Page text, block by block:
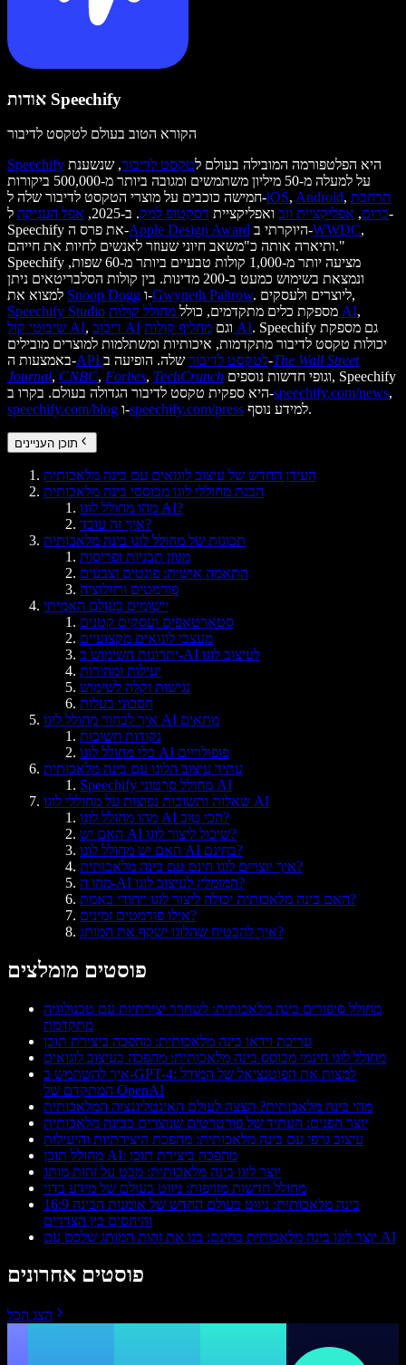
אודות Speechify
הקורא הטוב בעולם לטקסט לדיבור
Speechify
היא הפלטפורמה המובילה בעולם לטקסט לדיבור, שנשענת
על למעלה מ-50 מיליון משתמשים ומגובה ביותר מ-500,000 ביקורות
חמישה כוכבים על מוצרי הטקסט לדיבור שלה ל-iOS, Android, הרחבת
כרום, אפליקציית ווב ואפליקציית דסקטופ למק. ב-2025, אפל העניקה ל-
Speechify את פרס ה-Apple Design Award היוקרתי ב-WWDC,
ותיארה אותה כ"משאב חיוני שעוזר לאנשים לחיות את חייהם."
Speechify מציעה יותר מ-1,000 קולות טבעיים ביותר מ-60 שפות,
ונמצאת בשימוש כמעט ב-200 מדינות. בין קולות הסלבריטאים ניתן
Snoop Dogg ו-Gwyneth Paltrow
. ליוצרים ולעסקים,
Speechify Studio
מספקת כלים מתקדמים, כולל מחולל קולות AI,
שיבוטי קול AI, דיבוב AI וגם מחליף קולות AI. Speechify גם מספקת
יכולות טקסט לדיבור מתקדמות, איכותיות ומשתלמות למוצרים מובילים
באמצעות ה-
API לטקסט לדיבורשלה. הופיעה ב-The Wall Street
Journal, CNBC, Forbes, TechCrunch
היא ספקית טקסט לדיבור הגדולה בעולם. בקרו ב-speechify.com/news,
speechify.com/blog ו-speechify.com/press למידע נוסף.
תוכן העניינים
העידן החדש של עיצוב לוגואים עם בינה מלאכותית
הבנת מחוללי לוגו מבוססי בינה מלאכותית
מהו מחולל לוגו AI?
איך זה עובד?
תכונות של מחולל לוגו בינה מלאכותית
מגוון תבניות ופריסות
התאמה אישית: פונטים וצבעים
פורמטים ורזולוציה
יישומים בעולם האמיתי
סטארטאפים ועסקים קטנים
מעצבי לוגואים מקצועיים
יתרונות השימוש ב-AI לעיצוב לוגו
יעילות ומהירות
נגישות וקלה לשימוש
חסכוני בעלות
איך לבחור מחולל לוגו AI מתאים
נקודות חשובות
כלי מחולל לוגו AI פופולריים
עתיד עיצוב הלוגו עם בינה מלאכותית
Speechify מחולל סרטוני AI
שאלות ותשובות נפוצות על מחוללי לוגו AI
מהו מחולל לוגו AI הכי טוב?
האם יש AI שיכול ליצור לוגו?
האם יש מחולל לוגו AI בחינם?
איך יוצרים לוגו חינם עם בינה מלאכותית?
מהו ה-AI המומלץ לעיצוב לוגו?
האם בינה מלאכותית יכולה ליצור לוגו ייחודי באמת?
אילו פורמטים זמינים?
איך להבטיח שהלוגו ישקף את המותג?
פוסטים מומלצים
מחולל סיפורים בינה מלאכותית: לשחרר יצירתיות עם טכנולוגיה
מתקדמת
עריכת וידאו בינה מלאכותית: מהפכה ביצירת תוכן
מחולל לוגו חינמי מבוסס בינה מלאכותית: מהפכה בעיצוב לוגואים
איך להשתמש ב-GPT-4: למצות את הפוטנציאל של המודל
המתקדם של OpenAI
מהי בינה מלאכותית? הצצה לעולם האינטליגנציה המלאכותית
יוצר הפנים: העתיד של פורטרטים שנוצרים בבינה מלאכותית
עיצוב גרפי עם בינה מלאכותית: מהפכת היצירתיות והיעילות
מחולל תוכן AI: מהפכה ביצירת תוכן
יוצר לוגו בינה מלאכותית: מבט על זהות מותג
מחולל חדשות מזויפות: ניווט בעולם של מידע בדוי
16:9 בינה מלאכותית: ניווט בעולם החדש של אומנות הבינה
והיחסים בין הצדדים
יוצר לוגו בינה מלאכותית בחינם: בנו את זהות המותג שלכם עם AI
פוסטים אחרונים
הצג הכל